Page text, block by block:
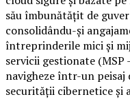
său îmbunătățit de
consolidându-și
întreprinderile mici și
servicii gestionate (MSP
navigheze într-un peisaj
securității cibernetice și